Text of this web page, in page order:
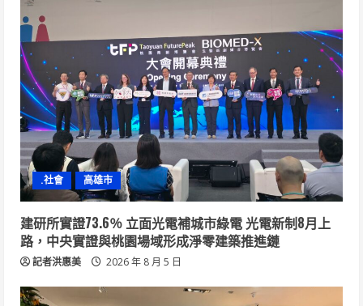
.社會 高雄市
建研所實證73.6％ 立面光電補城市綠電 光電新制8月上
路，中央實證與桃園場域形成淨零建築推進鏈
記者洪惠美 2026 年 8 月 5 日